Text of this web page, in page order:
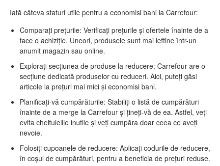
Iată câteva sfaturi utile pentru a economisi bani la Carrefour:
Comparați prețurile: Verificați prețurile și ofertele înainte de a
face o achiziție. Uneori, produsele sunt mai ieftine într-un
anumit magazin sau online.
Explorați secțiunea de produse la reducere: Carrefour are o
secțiune dedicată produselor cu reduceri. Aici, puteți găsi
articole la prețuri mai mici și economisi bani.
Planificați-vă cumpărăturile: Stabiliți o listă de cumpărături
înainte de a merge la Carrefour și țineți-vă de ea. Astfel, veți
evita cheltuielile inutile și veți cumpăra doar ceea ce aveți
nevoie.
Folosiți cupoanele de reducere: Aplicați codurile de reducere,
în coșul de cumpărături, pentru a beneficia de prețuri reduse.